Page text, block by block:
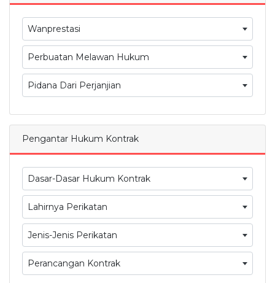
Wanprestasi
Perbuatan Melawan Hukum
Pidana Dari Perjanjian
Pengantar Hukum Kontrak
Dasar-Dasar Hukum Kontrak
Lahirnya Perikatan
Jenis-Jenis Perikatan
Perancangan Kontrak